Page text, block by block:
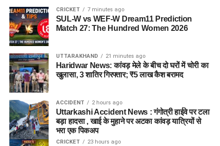
CRICKET 7 minutes ago
SUL-W vs WEF-W Dream11 Prediction
Match 27: The Hundred Women 2026
UTTARAKHAND 21 minutes ago
Haridwar News: कांवड़ मेले के बीच दो घरों में चोरी का
खुलासा, 3 शातिर गिरफ्तार; ₹5 लाख कैश बरामद
ACCIDENT 2 hours ago
Uttarkashi Accident News : गंगोत्री हाईवे पर टला
बड़ा हादसा , खाई के मुहाने पर अटका कांवड़ यात्रियों से
भरा एक पिकअप
CRICKET 23 hours ago